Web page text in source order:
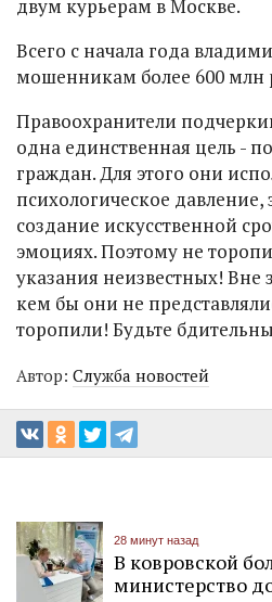
двум курьерам в Москве.
Всего с начала года
мошенникам более 600 млн
Правоохранители
одна единственная цель -
граждан. Для этого они
психологическое давление,
создание искусственной
эмоциях. Поэтому не
указания неизвестных! Вне
кем бы они не
торопили! Будьте
Автор: Служба новостей
28 минут назад
В ковровской
министерство